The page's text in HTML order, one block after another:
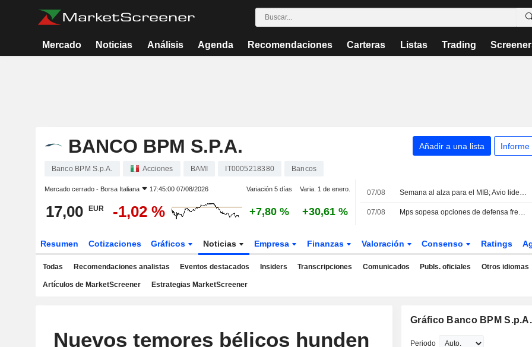
Mercado Noticias Análisis Agenda Recomendaciones Carteras Listas Trading
BANCO BPM S.P.A. Añadir a una lista Informe
Banco BPM S.p.A. Acciones BAMI IT0005218380 Bancos
Mercado cerrado - Borsa Italiana 17:45:00 07/08/2026 Variación 5 días Varia. 1 de enero.
17,00 EUR -1,02 % +7,80 % +30,61 %
07/08 Semana al alza para el MIB; Avio lidera las ganancias mientras Stellantis retrocede
07/08 Mps sopesa opciones de defensa frente a la OPA de Intesa tras presentar unos beneficios superiores a lo previsto
Resumen Cotizaciones Gráficos Noticias Empresa Finanzas Valoración Consenso Ratings
Todas Recomendaciones analistas Eventos destacados Insiders Transcripciones Comunicados Publs. oficiales Otros idiomas
Artículos de MarketScreener Estrategias MarketScreener
Nuevos temores bélicos hunden
Gráfico Banco BPM S.p.A.
Periodo